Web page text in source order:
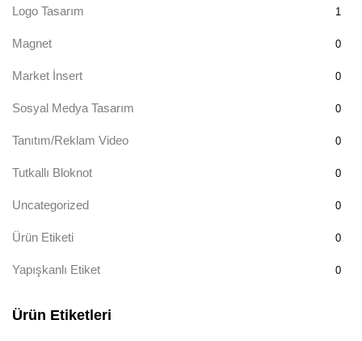
Logo Tasarım 1
Magnet 0
Market İnsert 0
Sosyal Medya Tasarım 0
Tanıtım/Reklam Video 0
Tutkallı Bloknot 0
Uncategorized 0
Ürün Etiketi 0
Yapışkanlı Etiket 0
Ürün Etiketleri